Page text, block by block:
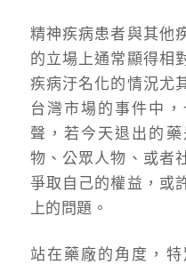
精神疾病患者與其他
的立場上通常顯得相
疾病汙名化的情況尤
台灣市場的事件中
聲，若今天退出的
物、公眾人物、或者
爭取自己的權益，或
上的問題。
站在藥廠的角度，